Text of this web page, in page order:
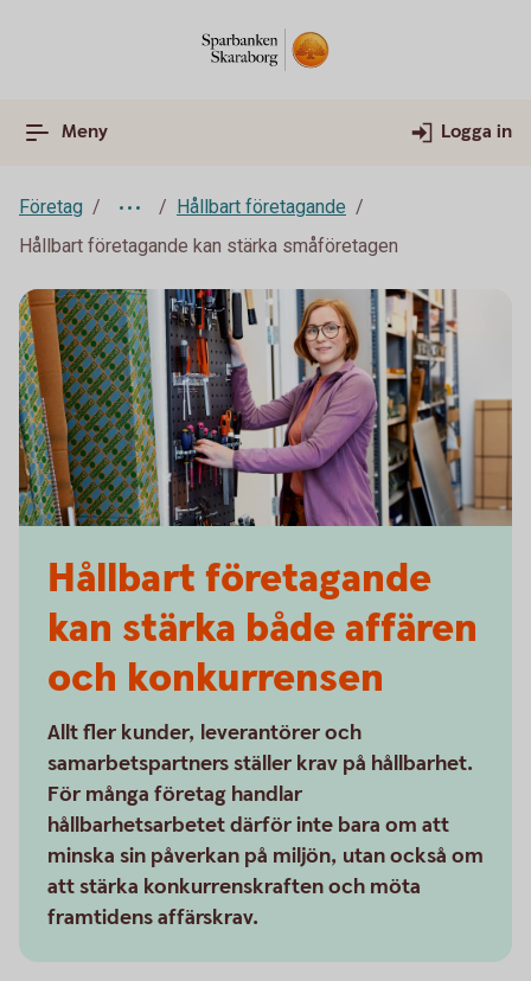
Meny Logga in
Företag
Hållbart företagande
Hållbart företagande kan stärka småföretagen
Hållbart företagande
kan stärka både affären
och konkurrensen
Allt fler kunder, leverantörer och
samarbetspartners ställer krav på hållbarhet.
För många företag handlar
hållbarhetsarbetet därför inte bara om att
minska sin påverkan på miljön, utan också om
att stärka konkurrenskraften och möta
framtidens affärskrav.